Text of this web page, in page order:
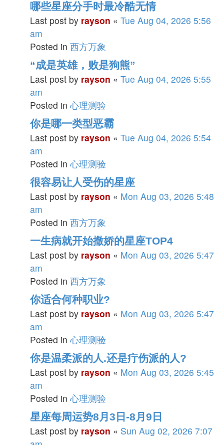
哪些星座分手时最冷酷无情
Last post by rayson « Tue Aug 04, 2026 5:56
am
Posted in 西方万象
“成是英雄，败是狗熊”
Last post by rayson « Tue Aug 04, 2026 5:55
am
Posted in心理测验
你是哪一类型恶霸
Last post by rayson « Tue Aug 04, 2026 5:54
am
Posted in心理测验
很容易让人受伤的星座
Last post by rayson « Mon Aug 03, 2026 5:48
am
Posted in 西方万象
一生病就开始撒娇的星座TOP4
Last post by rayson « Mon Aug 03, 2026 5:47
am
Posted in 西方万象
你适合何种职业?
Last post by rayson « Mon Aug 03, 2026 5:47
am
Posted in心理测验
你是温柔派的人.还是疔伤派的人?
Last post by rayson « Mon Aug 03, 2026 5:45
am
Posted in心理测验
星座每周运势8月3日-8月9日
Last post by rayson « Sun Aug 02, 2026 7:07